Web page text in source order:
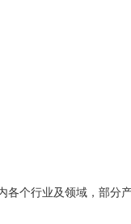
个行业及领域，部分产